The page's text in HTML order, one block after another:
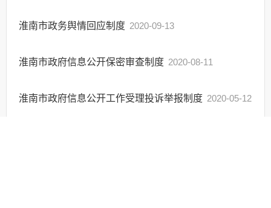
淮南市政务舆情回应制度 2020-09-13
淮南市政府信息公开保密审查制度 2020-08-11
淮南市政府信息公开工作受理投诉举报制度 2020-05-12